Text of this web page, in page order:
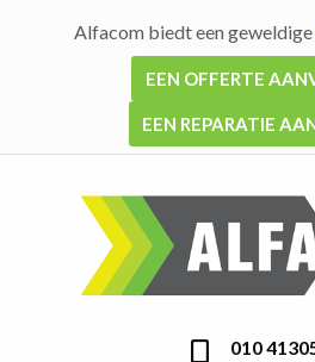
Alfacom biedt een geweldige
EEN OFFERTE
EEN REPARATIE
010